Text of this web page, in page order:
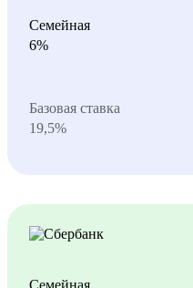
Семейная
6%
Базовая ставка
19,5%
Семейная